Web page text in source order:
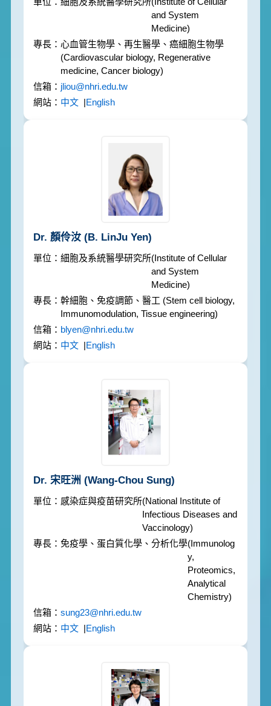
and System
Medicine)
心血管生物學、再生醫學、癌細胞生物學
(Cardiovascular biology, Regenerative
medicine, Cancer biology)
jliou@nhri.edu.tw
中文 |English
Dr. 顏伶汝 (B. LinJu Yen)
細胞及系統醫學研究所(Institute of Cellular
and System
Medicine)
幹細胞、免疫調節、醫工 (Stem cell biology,
Immunomodulation, Tissue engineering)
blyen@nhri.edu.tw
中文 |English
Dr. 宋旺洲 (Wang-Chou Sung)
感染症與疫苗研究所(National Institute of
Infectious Diseases and
Vaccinology)
免疫學、蛋白質化學、分析化學(Immunolog
y,
Proteomics,
Analytical
Chemistry)
sung23@nhri.edu.tw
中文 |English